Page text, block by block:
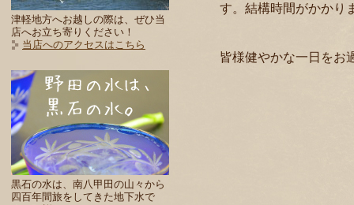
津軽地方へお越しの際は、ぜひ当
店へお立ち寄りください！
当店へのアクセスはこちら
黒石の水は、南八甲田の山々から
四百年間旅をしてきた地下水で
す。結構時間がかかり
皆様健やかな一日をお